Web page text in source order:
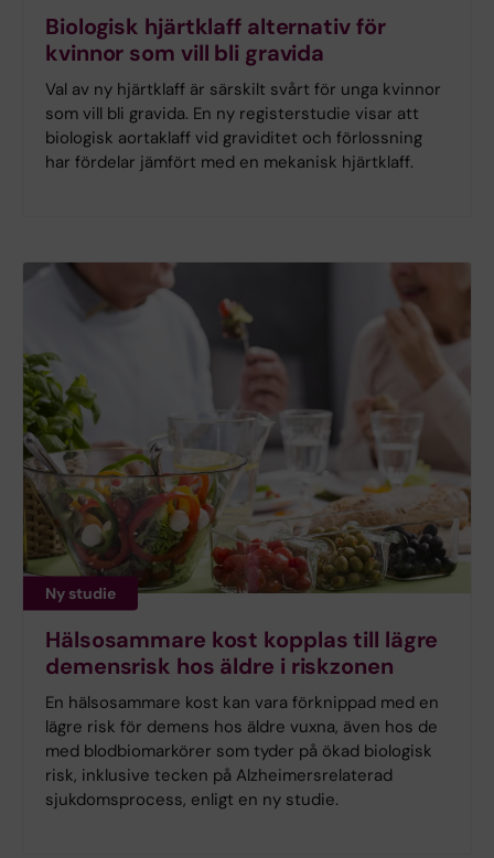
Biologisk hjärtklaff alternativ för
kvinnor som vill bli gravida
Val av ny hjärtklaff är särskilt svårt för unga kvinnor
som vill bli gravida. En ny registerstudie visar att
biologisk aortaklaff vid graviditet och förlossning
har fördelar jämfört med en mekanisk hjärtklaff.
Ny studie
Hälsosammare kost kopplas till lägre
demensrisk hos äldre i riskzonen
En hälsosammare kost kan vara förknippad med en
lägre risk för demens hos äldre vuxna, även hos de
med blodbiomarkörer som tyder på ökad biologisk
risk, inklusive tecken på Alzheimersrelaterad
sjukdomsprocess, enligt en ny studie.